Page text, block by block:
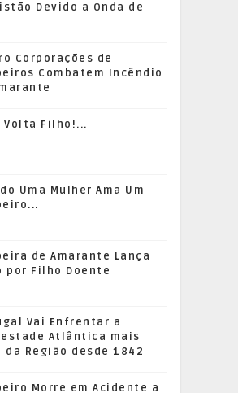
Devido a Onda de
Corporações de
Combatem Incêndio
Volta Filho!...
Uma Mulher Ama Um
de Amarante Lança
por Filho Doente
Vai Enfrentar a
Atlântica mais
da Região desde 1842
Morre em Acidente a